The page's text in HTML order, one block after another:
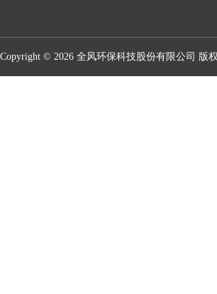
Copyright © 2026 全风环保科技股份有限公司 版